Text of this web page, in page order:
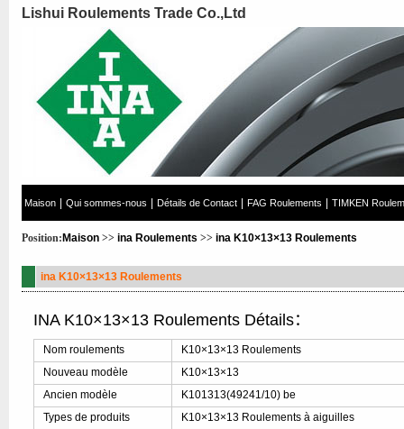
Lishui Roulements Trade Co.,Ltd
Maison Qui sommes-nous Détails de Contact FAG Roulements TIMKEN
Position: Maison >> ina Roulements >> ina K10×13×13 Roulements
ina K10×13×13 Roulements
INA K10×13×13 Roulements Détails：
Nom roulements
K10×13×13 Roulements
Nouveau modèle
K10×13×13
Ancien modèle
K101313(49241/10) be
Types de produits
K10×13×13 Roulements à aiguilles